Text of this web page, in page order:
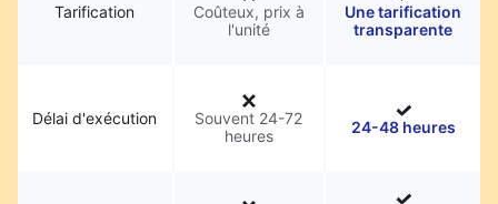
Tarification
Coûteux, prix à
l'unité
Une tarification
transparente
Délai d'exécution
Souvent 24-72
heures
24-48 heures